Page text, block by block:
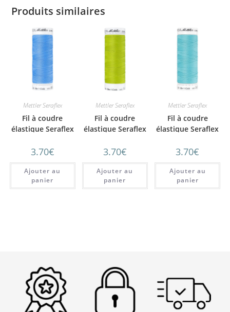
Produits similaires
Mettler Seraflex
Fil à coudre
élastique Seraflex
n°818 Bleu
3.70€
Ajouter au
panier
Mettler Seraflex
Fil à coudre
élastique Seraflex
n°1147 Vert citron
3.70€
Ajouter au
panier
Mettler Seraflex
Fil à coudre
élastique Seraflex
n°408 Bleu lagon
3.70€
Ajouter au
panier